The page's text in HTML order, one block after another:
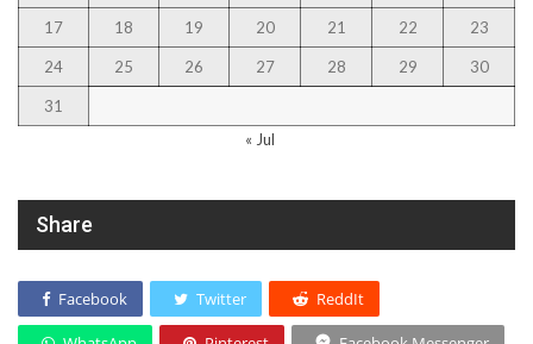
17 18 19 20 21 22 23
24 25 26 27 28 29 30
31
« Jul
Share
Facebook Twitter ReddIt